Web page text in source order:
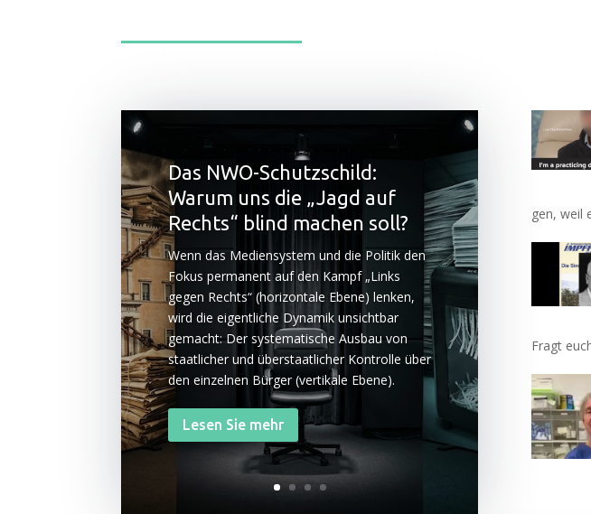
Das NWO-Schutzschild:
Warum uns die „Jagd auf
Rechts“ blind machen soll?
Wenn das Medi­en­sys­tem und die Poli­tik den
Fokus per­ma­nent auf den Kampf „Links
gegen Rechts“ (hori­zon­ta­le Ebe­ne) len­ken,
wird die eigent­li­che Dyna­mik unsicht­bar
gemacht: Der sys­te­ma­ti­sche Aus­bau von
staat­li­cher und über­staat­li­cher Kon­trol­le über
den ein­zel­nen Bür­ger (ver­ti­ka­le Ebene).
Lesen Sie mehr
gen, weil
Fragt